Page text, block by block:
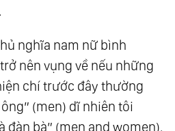
nghĩa nam nữ bình
nên vụng về nếu những
chí trước đây thường
(men) dĩ nhiên tôi
đàn bà” (men and women).